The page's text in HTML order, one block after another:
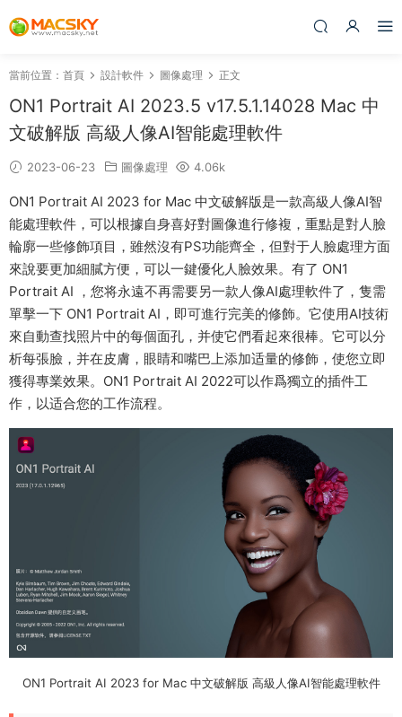
當前位置： 首頁 設計軟件 圖像處理 正文
ON1 Portrait AI 2023.5 v17.5.1.14028 Mac 中
文破解版 高級人像AI智能處理軟件
2023-06-23 圖像處理 4.06k
ON1 Portrait AI 2023 for Mac 中文破解版是一款高級人像AI智
能處理軟件，可以根據自身喜好對圖像進行修複，重點是對人臉
輪廓一些修飾項目，雖然沒有PS功能齊全，但對于人臉處理方面
來說要更加細膩方便，可以一鍵優化人臉效果。有了 ON1
Portrait AI ，您将永遠不再需要另一款人像AI處理軟件了，隻需
單擊一下 ON1 Portrait AI，即可進行完美的修飾。它使用AI技術
來自動查找照片中的每個面孔，并使它們看起來很棒。它可以分
析每張臉，并在皮膚，眼睛和嘴巴上添加适量的修飾，使您立即
獲得專業效果。ON1 Portrait AI 2022可以作爲獨立的插件工
作，以适合您的工作流程。
ON1 Portrait AI 2023 for Mac 中文破解版 高級人像AI智能處理軟件